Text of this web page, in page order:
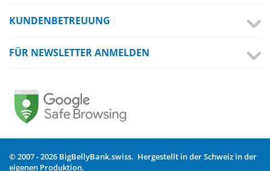
KUNDENBETREUUNG
FÜR NEWSLETTER ANMELDEN
© 2007 - 2026 BigBellyBank.swiss. Hergestellt in der Schweiz in der
eigenen Produktion.